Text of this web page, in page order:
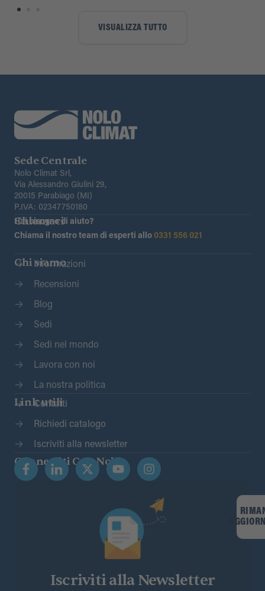
VISUALIZZA TUTTO
Sede Centrale
Nolo Climat Srl,
Via Alessandro Giulini 29,
20015 Parabiago (MI)
P.IVA: 02347750180
Chiamaci
Hai bisogno di aiuto?
Chiama il nostro team di esperti allo 0331 556 021
Chi siamo
Informazioni
Recensioni
Blog
Sedi
Sedi nel mondo
Lavora con noi
La nostra politica
Link utili
Contatti
Richiedi catalogo
Iscriviti alla newsletter
Connettiti Con Noi
Iscriviti alla Newsletter